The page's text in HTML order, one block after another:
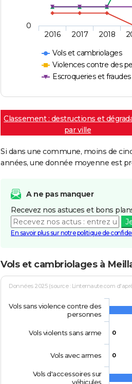
Vols et cambriolages
Violences contre des
Escroqueries et fraudes
2016 2017 2018
0
Classement : destructions et
par ville
Si dans une commune, moins de
années, une donnée moyenne est
A ne pas manquer
Recevez nos astuces et bons
En savoir plus sur notre politique de
Vols et cambriolages à
Données 2025 (source : Linternaute.com
0
0
Vols sans violence contre des
personnes
Vols violents sans arme
Vols avec armes
Vols d'accessoires sur
véhicules